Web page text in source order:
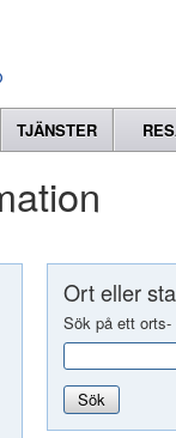
TJÄNSTER
Ort eller
Sök på ett
Sök